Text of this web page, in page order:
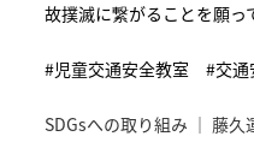
故撲滅に繋がることを願っ
#児童交通安全教室 #交
SDGsへの取り組み ｜ 藤久